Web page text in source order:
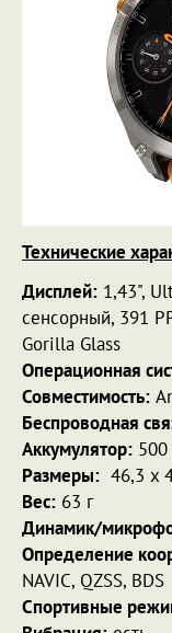
Технические
Дисплей: 1,43",
сенсорный, 391
Gorilla Glass
Операционная
Совместимость:
Беспроводная
Аккумулятор: 500
Размеры: 46,3 x
Вес: 63 г
Динамик/
Определение
NAVIC, QZSS, BDS
Спортивные